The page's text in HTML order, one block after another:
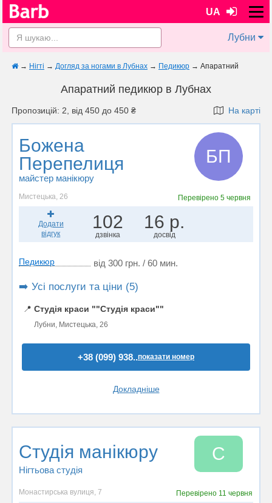
UA
Лубни
→ Нігті → Догляд за ногами в Лубнах → Педикюр → Апаратний
Апаратний педикюр в Лубнах
Пропозицій: 2, від 450 до 450 ₴ На карті
Божена
Перепелиця
майстер манікюру
БП
Мистецька, 26 Перевірено 5 червня
Додати
відгук
102
дзвінка
16 р.
досвід
Педикюр від 300 грн. / 60 мин.
➡️ Усі послуги та ціни (5)
📍 Студія краси ""Студія краси""
Лубни, Мистецька, 26
+38 (099) 938..показати номер
Докладніше
Студія манікюру
Нігтьова студія
С
Монастирська вулиця, 7 Перевірено 11 червня